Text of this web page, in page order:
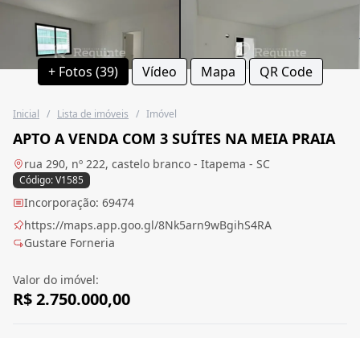
+ Fotos (39) Vídeo Mapa QR Code
Inicial / Lista de imóveis / Imóvel
APTO A VENDA COM 3 SUÍTES NA MEIA PRAIA
rua 290, nº 222, castelo branco - Itapema - SC
Código: V1585
Incorporação: 69474
https://maps.app.goo.gl/8Nk5arn9wBgihS4RA
Gustare Forneria
Valor do imóvel:
R$ 2.750.000,00